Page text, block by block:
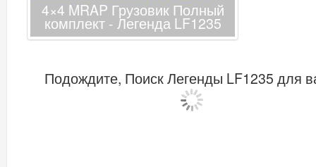
4×4 MRAP Грузовик Полный
комплект - Легенда LF1235
Подождите, Поиск Легенды LF1235 для